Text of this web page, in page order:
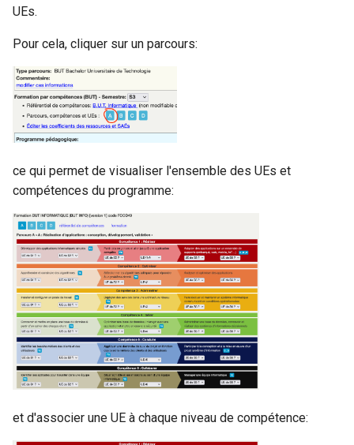
UEs.
Pour cela, cliquer sur un parcours:
ce qui permet de visualiser l'ensemble des UEs et
compétences du programme:
et d'associer une UE à chaque niveau de compétence: